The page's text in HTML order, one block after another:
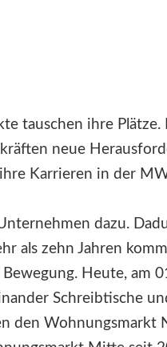
tauschen ihre Plätze.
neue
Karrieren in der
dazu.
als zehn Jahren
Heute, am
Schreibtische
den